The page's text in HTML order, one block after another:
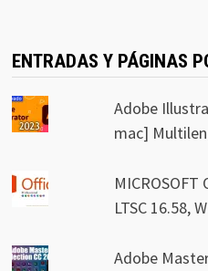
ENTRADAS Y PÁGINAS
Adobe
mac]
MICROSOFT
LTSC 16.58,
Adobe